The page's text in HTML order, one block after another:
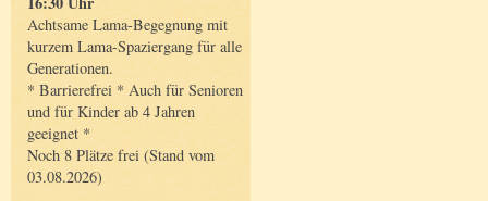
Achtsame Lama-Begegnung mit
kurzem Lama-Spaziergang für alle
Generationen.
* Barrierefrei * Auch für Senioren
und für Kinder ab 4 Jahren
geeignet *
Noch 8 Plätze frei (Stand vom
03.08.2026)